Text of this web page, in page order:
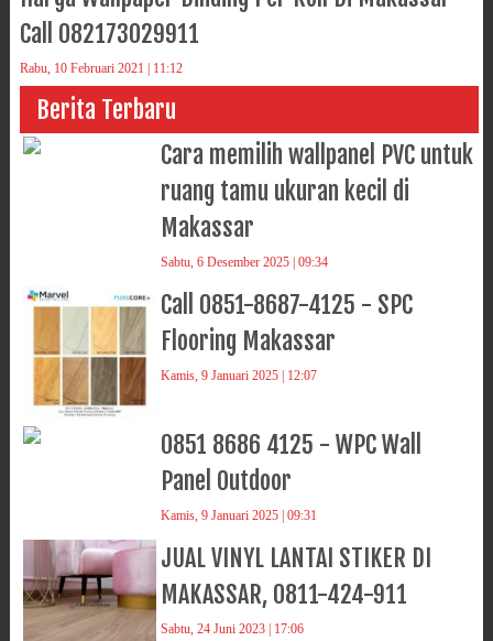
Call 082173029911
Rabu, 10 Februari 2021 | 11:12
Berita Terbaru
Cara memilih wallpanel PVC untuk
ruang tamu ukuran kecil di
Makassar
Sabtu, 6 Desember 2025 | 09:34
Call 0851-8687-4125 - SPC
Flooring Makassar
Kamis, 9 Januari 2025 | 12:07
0851 8686 4125 - WPC Wall
Panel Outdoor
Kamis, 9 Januari 2025 | 09:31
JUAL VINYL LANTAI STIKER DI
MAKASSAR, 0811-424-911
Sabtu, 24 Juni 2023 | 17:06